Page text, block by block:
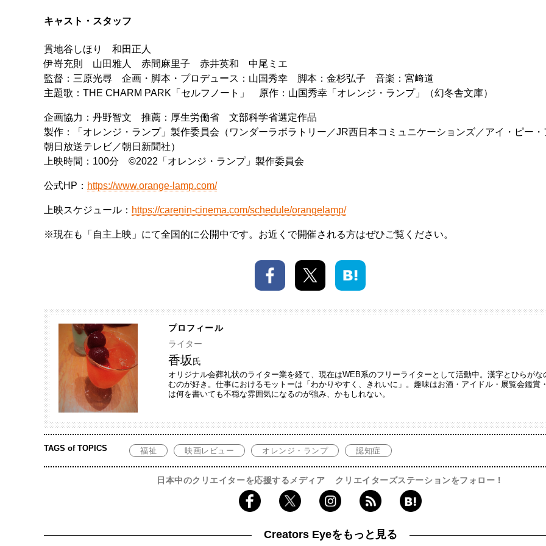
キャスト・スタッフ
貫地谷しほり 和田正人
伊嵜充則 山田雅人 赤間麻里子 赤井英和 中尾ミエ
監督：三原光尋 企画・脚本・プロデュース：山国秀幸 脚本：金杉弘子 音楽：宮﨑道
主題歌：THE CHARM PARK「セルフノート」 原作：山国秀幸「オレンジ・ランプ」（幻冬舎文庫）
企画協力：丹野智文 推薦：厚生労働省 文部科学省選定作品
製作：「オレンジ・ランプ」製作委員会（ワンダーラボラトリー／JR西日本コミュニケーションズ／アイ・ピー・
朝日放送テレビ／朝日新聞社）
上映時間：100分 ©2022「オレンジ・ランプ」製作委員会
公式HP： https://www.orange-lamp.com/
上映スケジュール： https://carenin-cinema.com/schedule/orangelamp/
※現在も「自主上映」にて全国的に公開中です。お近くで開催される方はぜひご覧ください。
プロフィール
ライター
香坂氏
オリジナル会葬礼状のライター業を経て、現在はWEB系のフリーライターとして活動中。漢字とひらがな
むのが好き。仕事におけるモットーは「わかりやすく、きれいに」。趣味はお酒・アイドル・展覧会鑑賞
は何を書いても不穏な雰囲気になるのが強み、かもしれない。
TAGS of TOPICS 福祉 映画レビュー オレンジ・ランプ 認知症
日本中のクリエイターを応援するメディア クリエイターズステーションをフォロー！
Creators Eyeをもっと見る